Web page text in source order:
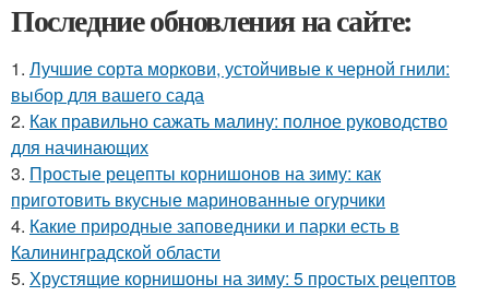
Последние обновления на сайте:
1. Лучшие сорта моркови, устойчивые к черной гнили:
выбор для вашего сада
2. Как правильно сажать малину: полное руководство
для начинающих
3. Простые рецепты корнишонов на зиму: как
приготовить вкусные маринованные огурчики
4. Какие природные заповедники и парки есть в
Калининградской области
5. Хрустящие корнишоны на зиму: 5 простых рецептов